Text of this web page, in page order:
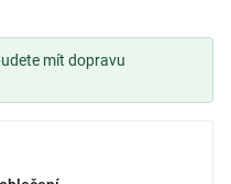
mít dopravu